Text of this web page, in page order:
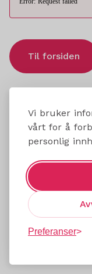
Vi bruker
vårt for å
personlig
Preferanser
Til forsiden